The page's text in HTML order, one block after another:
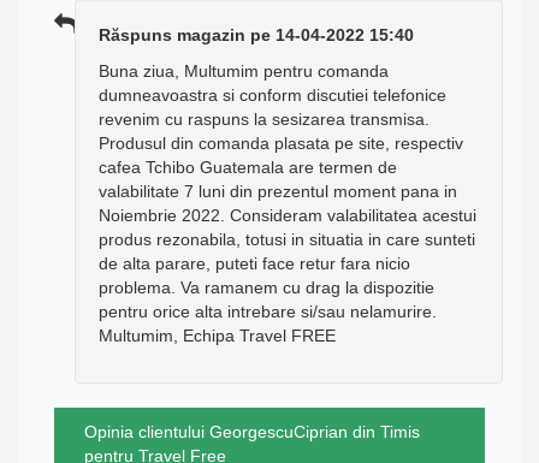
Răspuns magazin pe 14-04-2022 15:40
Buna ziua, Multumim pentru comanda
dumneavoastra si conform discutiei telefonice
revenim cu raspuns la sesizarea transmisa.
Produsul din comanda plasata pe site, respectiv
cafea Tchibo Guatemala are termen de
valabilitate 7 luni din prezentul moment pana in
Noiembrie 2022. Consideram valabilitatea acestui
produs rezonabila, totusi in situatia in care sunteti
de alta parare, puteti face retur fara nicio
problema. Va ramanem cu drag la dispozitie
pentru orice alta intrebare si/sau nelamurire.
Multumim, Echipa Travel FREE
Opinia clientului GeorgescuCiprian din Timis
pentru Travel Free